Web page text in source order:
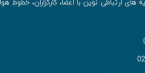
های ارتباطی نوین با اعضا، کارگزاران،